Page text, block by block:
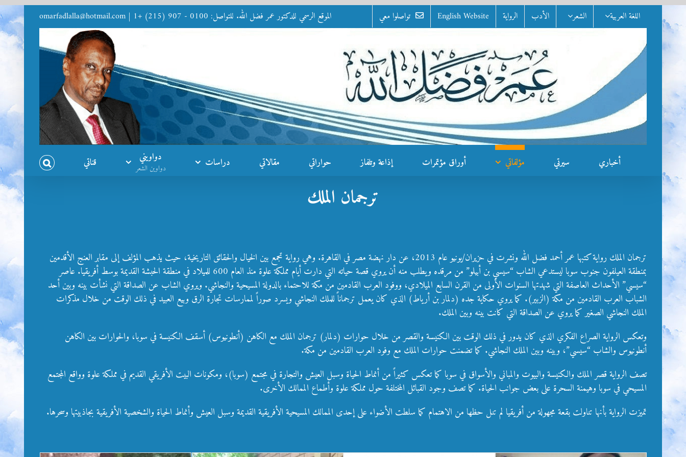
to
content
اللغة العربية الشعر الأدب الرواية English Website تواصلوا معي الموقع الرسمي للدكتور عمر فضل الله. للتواصل: 0100 - 907 (215) +1 |
omarfadlalla@hotmail.com
أخباري سيرتي مؤلفاتي أوراق مؤتمرات إذاعة وتلفاز حواراتي مقالاتي دراسات دواويني
دواوين الشعر قناتي
ترجمان الملك
ترجمان الملك رواية كتبها عمر أحمد فضل الله ونشرت في حزيران/يونيو عام 2013، عن دار نهضة مصر في القاهرة. وهي رواية تجمع بين الخيال والحقائق التاريخية، حيث يذهب المؤلف إلى مقابر العنج الأقدمين
بمنطقة العيلفون جنوب سوبا ليستدعي الشاب “سيسي بن أبيلو” من مرقده ويطلب منه أن يروي قصة حياته التي دارت أيام مملكة علوة منذ العام 600 للميلاد في منطقة الحبشة القديمة بوسط أفريقيا. عاصر
“سيسي” الأحداث العاصفة التي شهدتها السنوات الأولى من القرن السابع الميلادي، ووفود العرب القادمين من مكة للاحتماء بالدولة المسيحية والنجاشي. ويروي الشاب عن الصداقة التي نشأت بينه وبين أحد
الشباب العرب القادمين من مكة (الزبير). كما يروي حكاية جده (دلمار بن أرياط) الذي كان يعمل ترجماناً للملك النجاشي ويسرد صوراً لممارسات تجارة الرق وبيع العبيد في ذلك الوقت من خلال مذكرات
الملك النجاشي الصغير كما يروي عن الصداقة التي كانت بينه وبين الملك.
وتعكس الرواية الصراع الفكري الذي كان يدور في ذلك الوقت بين الكنيسة والقصر من خلال حوارات (دلمار) ترجمان الملك مع الكاهن (أنطونيوس) أسقف الكنيسة في سوبا، والحوارات بين الكاهن
أنطونيوس والشاب “سيسي”، وبينه وبين الملك النجاشي. كما تضمنت حوارات الملك مع وفود العرب القادمين من مكة.
تصف الرواية قصر الملك والكنيسة والبيوت والمباني والأسواق في سوبا كما تعكس كثيراً من أنماط الحياة وسبل العيش والتجارة في مجتمع (سوبا)، ومكونات البيت الأفريقي القديم في مملكة علوة وواقع المجتمع
المسيحي في سوبا وهيمنة السحرة على بعض جوانب الحياة. كما تصف وجود القبائل المختلفة حول مملكة علوة وأطماع الممالك الأخرى.
تميزت الرواية بأنها تناولت بقعة مجهولة من أفريقيا لم تنل حظها من الاهتمام كما سلطت الأضواء على إحدى الممالك المسيحية الأفريقية القديمة وسبل العيش وأنماط الحياة والشخصية الأفريقية بجاذبيتها وسحرها.
حوار الأديان في رواية (ترجمان الملك)
للدكتور عمر فضل الله! بقلم محمد العكام
ترجمان الملك مؤلفاتي
الصادق عبد الله يكتب عن رواية ترجمان
ترجمان الملك
هيثم أحمد الطيب: رواية ترجمان الملك هي
الطريق لتحقيق المعرفية
ترجمان الملك
حول ترجمان الملك – سارة عبد الله محمد